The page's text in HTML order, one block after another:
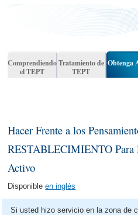
Contact
Comprendiendo
el TEPT
Tratamiento de
TEPT
Obtenga
Hacer Frente a los
RESTABLECIMIENTO Para
Activo
Disponibleen inglés
Si usted hizo servicio en la zona de